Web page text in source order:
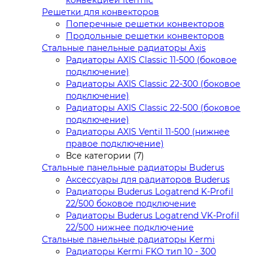
Решетки для конвекторов
Поперечные решетки конвекторов
Продольные решетки конвекторов
Стальные панельные радиаторы Axis
Радиаторы AXIS Classic 11-500 (боковое
подключение)
Радиаторы AXIS Classic 22-300 (боковое
подключение)
Радиаторы AXIS Classic 22-500 (боковое
подключение)
Радиаторы AXIS Ventil 11-500 (нижнее
правое подключение)
Все категории (7)
Стальные панельные радиаторы Buderus
Аксессуары для радиаторов Buderus
Радиаторы Buderus Logatrend K-Profil
22/500 боковое подключение
Радиаторы Buderus Logatrend VK-Profil
22/500 нижнее подключение
Стальные панельные радиаторы Kermi
Радиаторы Kermi FKO тип 10 - 300